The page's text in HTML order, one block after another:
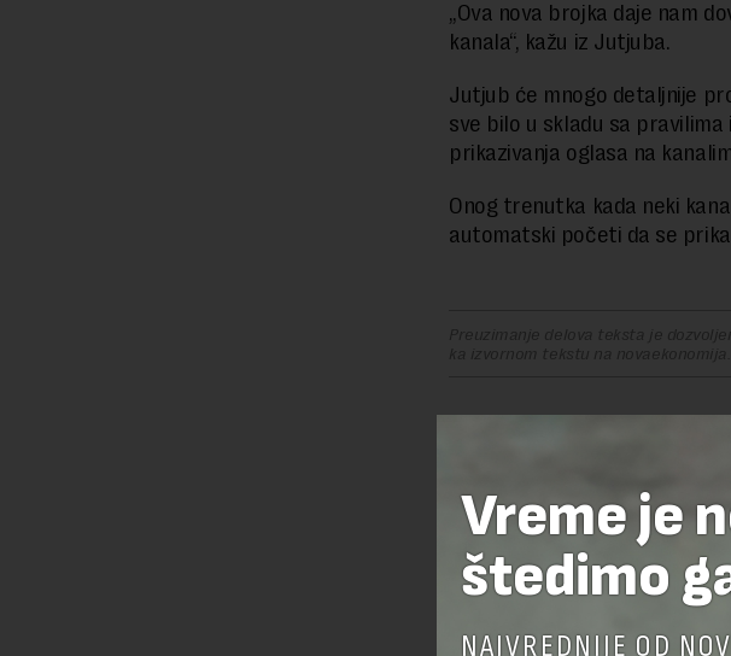
„Ova nova brojka daje nam
kanala“, kažu iz Jutjuba.
Jutjub će mnogo detaljnije
sve bilo u skladu sa
prikazivanja oglasa na
Onog trenutka kada neki
automatski početi da se
Preuzimanje delova teksta je
ka izvornom tekstu na
Vreme je
štedimo
NAJVREDNIJE OD